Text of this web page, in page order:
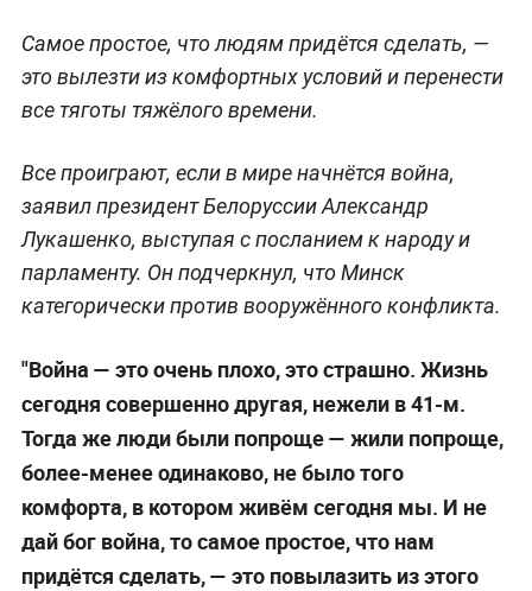
Самое простое, что людям придётся сделать, —
это вылезти из комфортных условий и перенести
все тяготы тяжёлого времени.
Все проиграют, если в мире начнётся война,
заявил президент Белоруссии Александр
Лукашенко, выступая с посланием к народу и
парламенту. Он подчеркнул, что Минск
категорически против вооружённого конфликта.
"Война — это очень плохо, это страшно. Жизнь
сегодня совершенно другая, нежели в 41-м.
Тогда же люди были попроще — жили попроще,
более-менее одинаково, не было того
комфорта, в котором живём сегодня мы. И не
дай бог война, то самое простое, что нам
придётся сделать, — это повылазить из этого